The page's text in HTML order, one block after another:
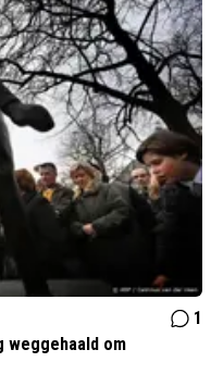
1
weggehaald om